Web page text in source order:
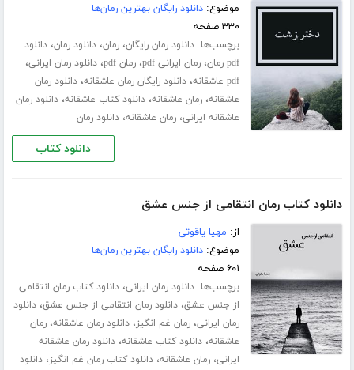
موضوع:دانلود رایگان بهترین رمان‌ها
۳۳۰ صفحه
برچسب‌ها:دانلود رمان رایگان،رمان،دانلود رمان،دانلود
pdf رمان
،رمان ایرانی pdf ،رمان pdf ،دانلود رمان ایرانی،
pdf عاشقانه ،دانلود رایگان رمان عاشقانه،دانلود رمان
عاشقانه،رمان عاشقانه،دانلود کتاب عاشقانه،دانلود رمان
عاشقانه ایرانی،رمان عاشقانه،دانلود رمان
دانلود کتاب
دانلود کتاب رمان انتقامی از جنس عشق
از: مهیا یاقوتی
موضوع:دانلود رایگان بهترین رمان‌ها
۶۰۱ صفحه
برچسب‌ها:دانلود رمان ایرانی،دانلود کتاب رمان انتقامی
از جنس عشق،دانلود رمان انتقامی از جنس عشق،دانلود
رمان ایرانی،رمان غم انگیز،دانلود رمان عاشقانه،رمان
عاشقانه،دانلود کتاب عاشقانه،دانلود رمان عاشقانه
ایرانی،رمان عاشقانه،دانلود کتاب رمان غم انگیز،دانلود